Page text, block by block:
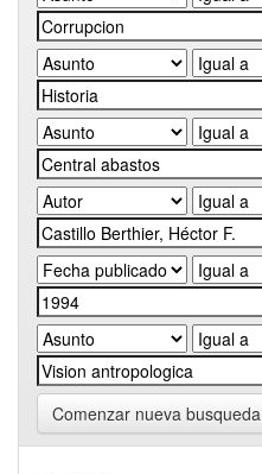
Comenzar nueva busqueda